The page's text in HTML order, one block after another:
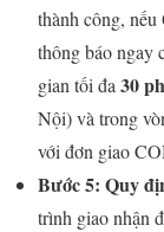
thành công,
thông báo ngay
gian tối đa 30
Nội) và trong
với đơn giao
Bước 5: Quy
trình giao nhận